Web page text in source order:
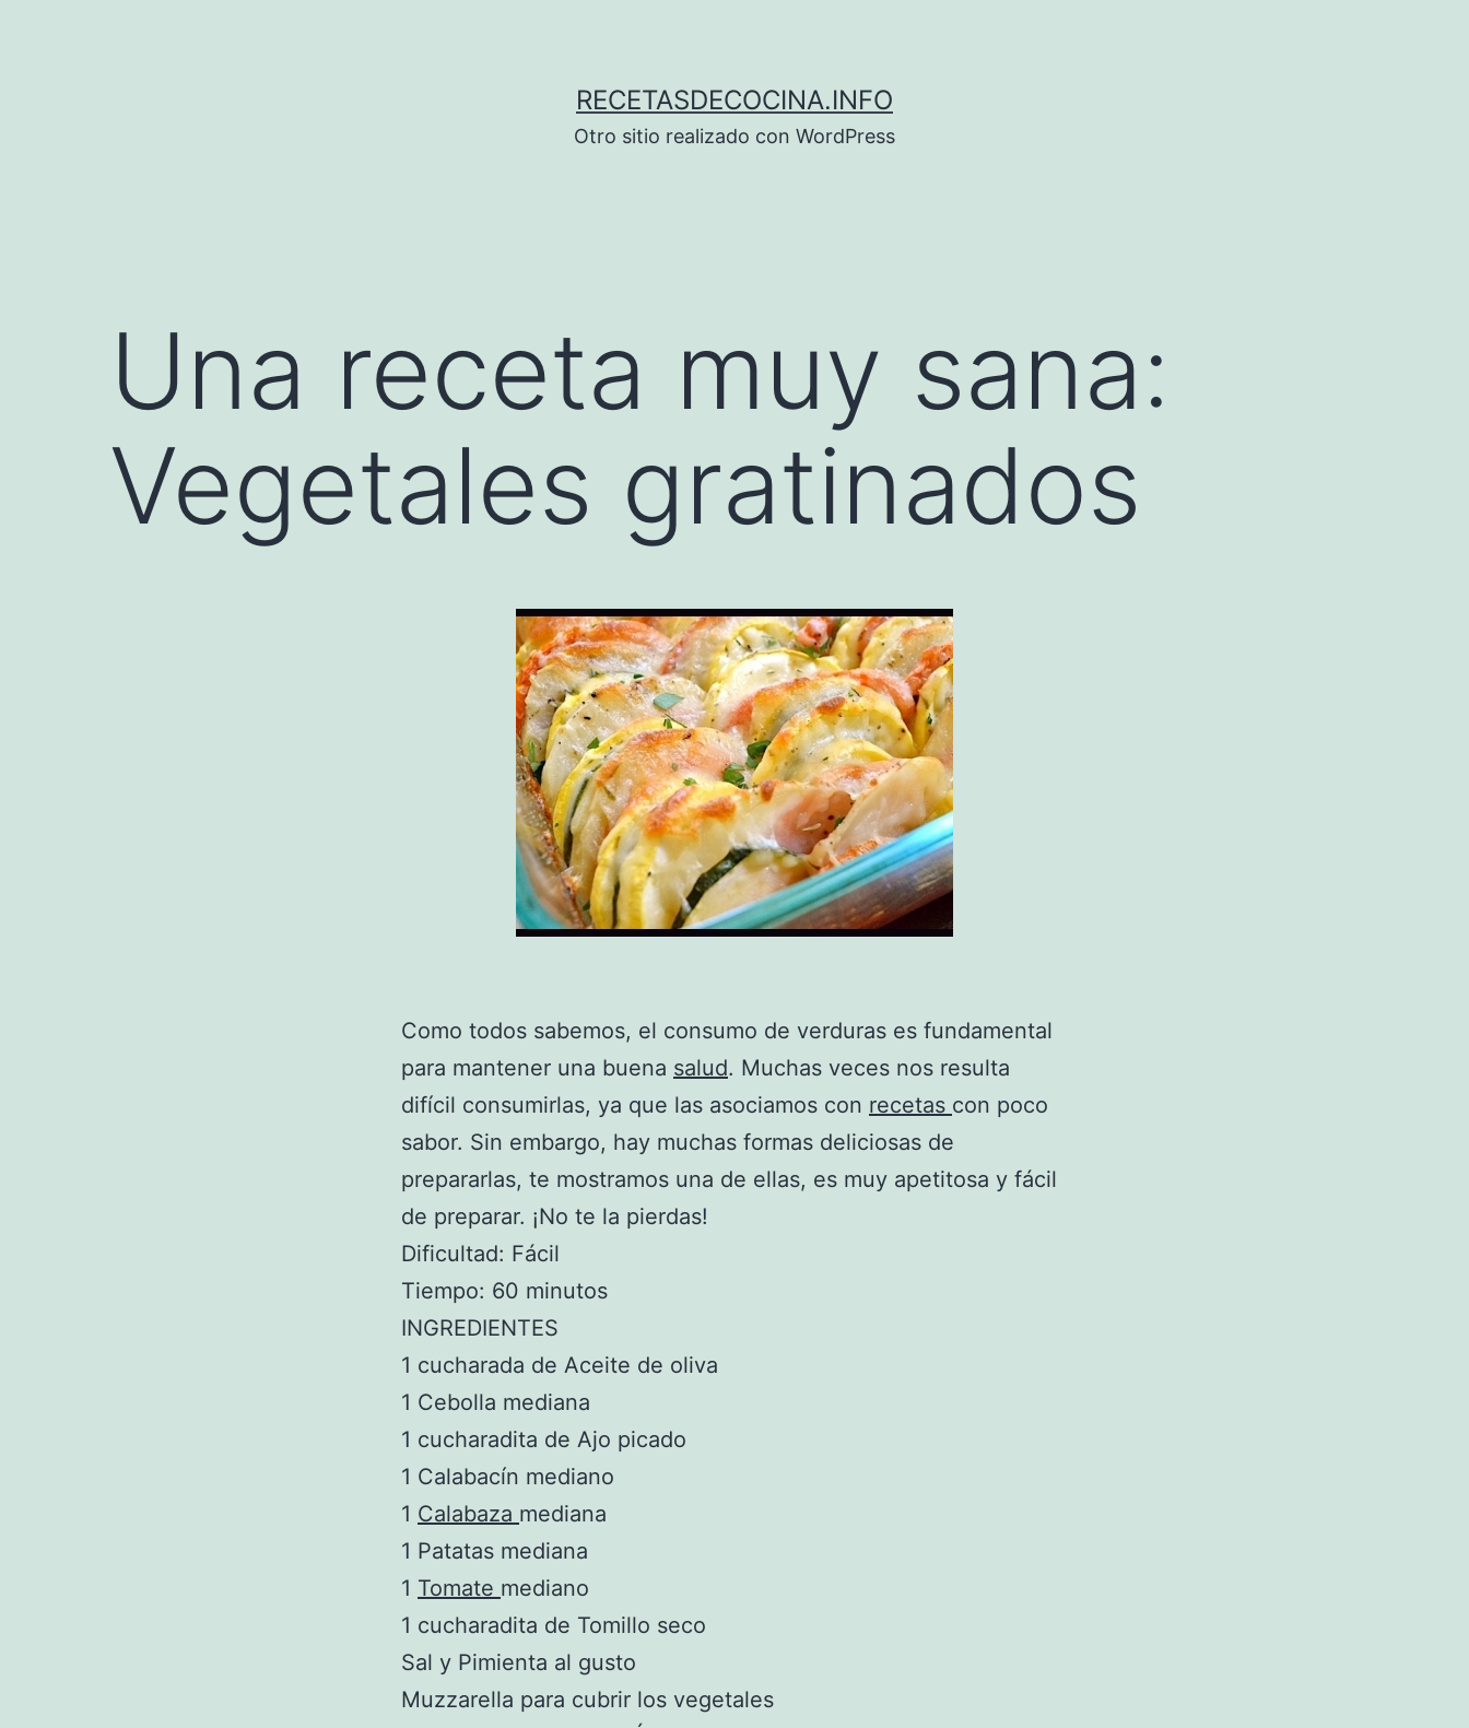
RECETASDECOCINA.INFO
Otro sitio realizado con WordPress
Una receta muy sana:
Vegetales gratinados
Como todos sabemos, el consumo de verduras es fundamental
para mantener una buena salud. Muchas veces nos resulta
difícil consumirlas, ya que las asociamos con recetas con poco
sabor. Sin embargo, hay muchas formas deliciosas de
prepararlas, te mostramos una de ellas, es muy apetitosa y fácil
de preparar. ¡No te la pierdas!
Dificultad: Fácil
Tiempo: 60 minutos
INGREDIENTES
1 cucharada de Aceite de oliva
1 Cebolla mediana
1 cucharadita de Ajo picado
1 Calabacín mediano
1 Calabaza mediana
1 Patatas mediana
1 Tomate mediano
1 cucharadita de Tomillo seco
Sal y Pimienta al gusto
Muzzarella para cubrir los vegetales